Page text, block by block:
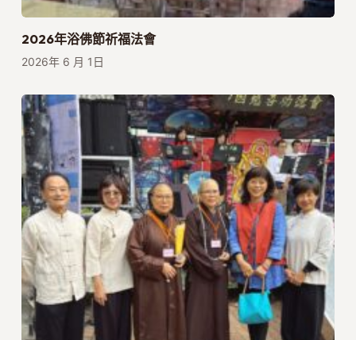
2026年浴佛節祈福法會
2026年 6 月 1日